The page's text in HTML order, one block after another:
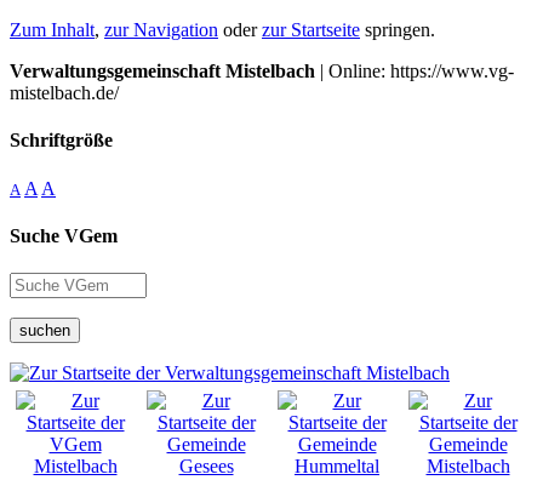
Zum Inhalt, zur Navigation oderzur Startseite springen.
Verwaltungsgemeinschaft Mistelbach | Online: https://www.vg-
mistelbach.de/
Schriftgröße
A A A
Suche VGem
suchen